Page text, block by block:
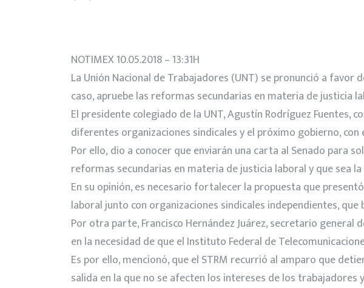
NOTIMEX 10.05.2018 – 13:31H
La Unión Nacional de Trabajadores (UNT) se pronunció a favor
caso, apruebe las reformas secundarias en materia de justicia
El presidente colegiado de la UNT, Agustín Rodríguez Fuentes,
diferentes organizaciones sindicales y el próximo gobierno,
Por ello, dio a conocer que enviarán una carta al Senado para
reformas secundarias en materia de justicia laboral y que sea
En su opinión, es necesario fortalecer la propuesta que
laboral junto con organizaciones sindicales independientes,
Por otra parte, Francisco Hernández Juárez, secretario general
en la necesidad de que el Instituto Federal de
Es por ello, mencionó, que el STRM recurrió al amparo que
salida en la que no se afecten los intereses de los